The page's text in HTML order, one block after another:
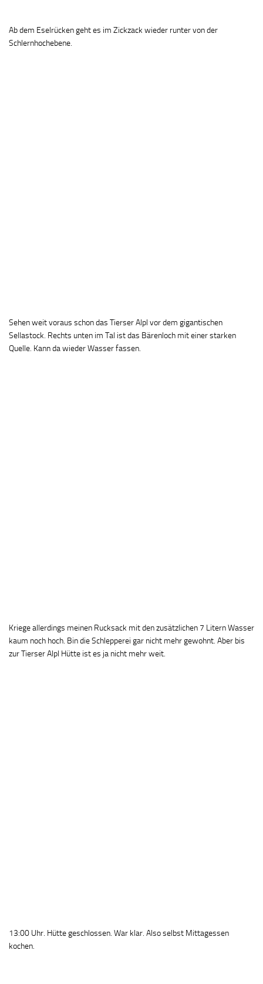
Ab dem Eselrücken geht es im Zickzack wieder runter von der
Schlernhochebene.
Sehen weit voraus schon das Tierser Alpl vor dem gigantischen
Sellastock. Rechts unten im Tal ist das Bärenloch mit einer starken
Quelle. Kann da wieder Wasser fassen.
Kriege allerdings meinen Rucksack mit den zusätzlichen 7 Litern Wasser
kaum noch hoch. Bin die Schlepperei gar nicht mehr gewohnt. Aber bis
zur Tierser Alpl Hütte ist es ja nicht mehr weit.
13:00 Uhr. Hütte geschlossen. War klar. Also selbst Mittagessen
kochen.